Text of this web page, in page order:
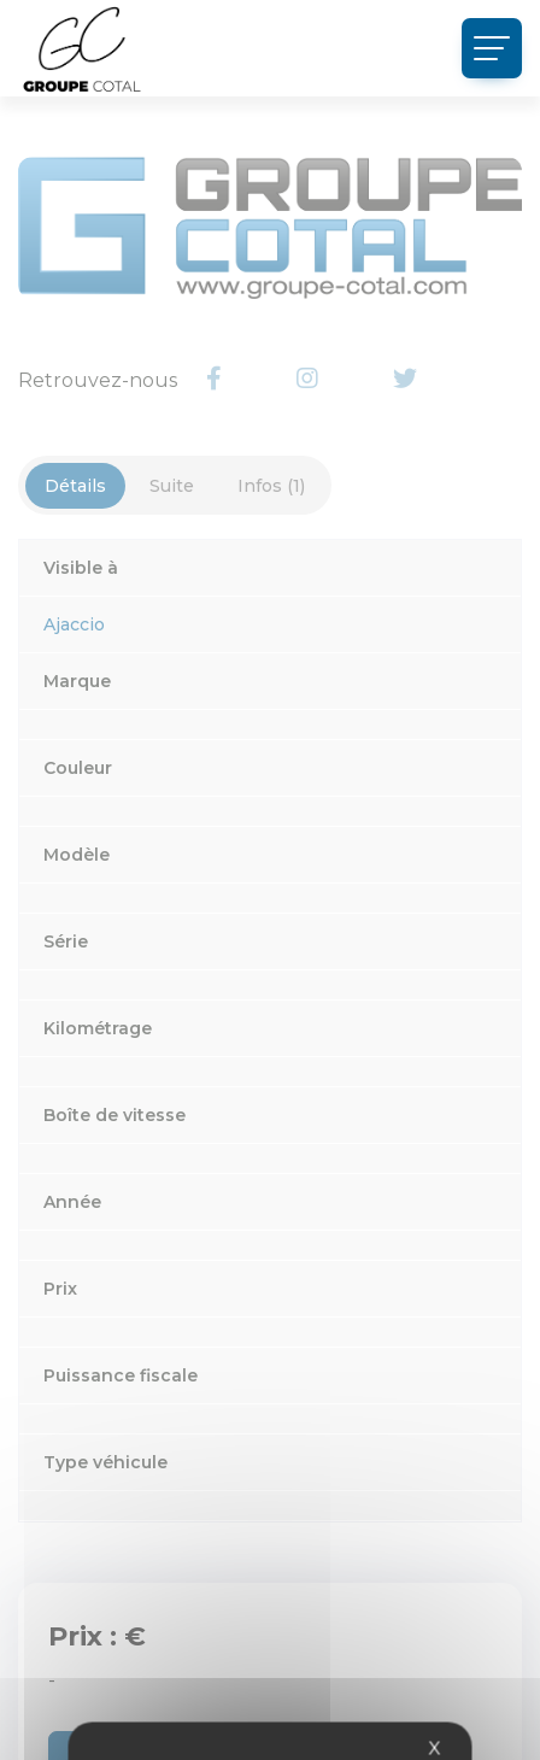
Retrouvez-nous
Détails Suite Infos (1)
Visible à
Ajaccio
Marque
Couleur
Modèle
Série
Kilométrage
Boîte de vitesse
Année
Prix
Puissance fiscale
Type véhicule
Prix : €
-
Panneau de gestion des cookies
X